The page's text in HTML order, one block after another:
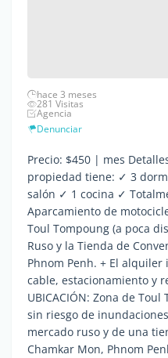
hace 3 meses
281 Visitas
Agencia
Denunciar
Precio: $450 | mes
propiedad tiene: ✓ 3
salón ✓ 1 cocina ✓
Aparcamiento de
Toul Tompoung (a poca
Ruso y la Tienda de
Phnom Penh. + El
cable, estacionamiento y
UBICACIÓN: Zona de
sin riesgo de
mercado ruso y de una
Chamkar Mon, Phnom